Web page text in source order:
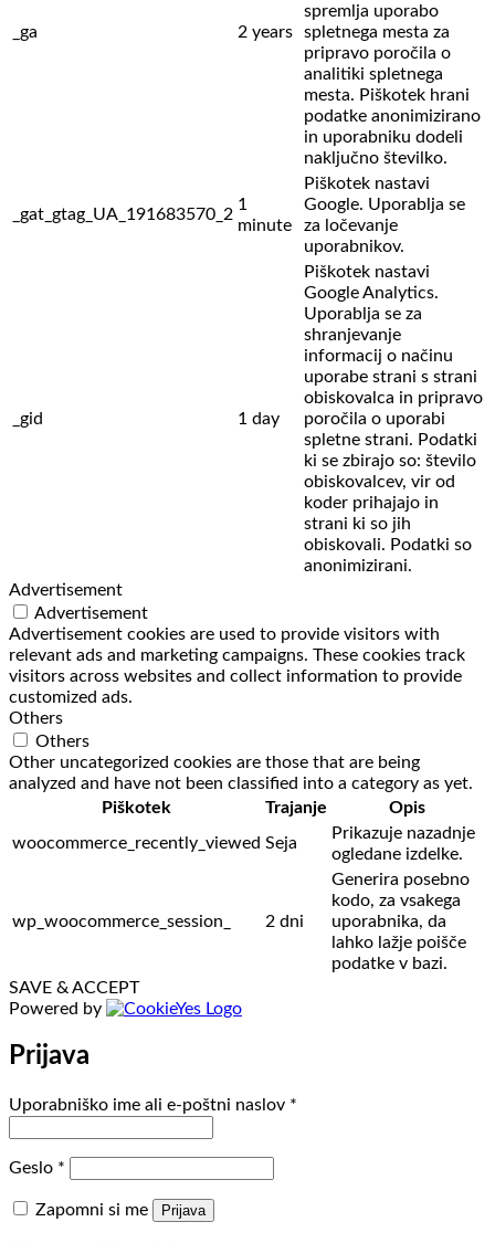
_ga 2 years
spremlja uporabo
spletnega mesta za
pripravo poročila o
analitiki spletnega
mesta. Piškotek hrani
podatke anonimizirano
in uporabniku dodeli
naključno številko.
_gat_gtag_UA_191683570_2
1
minute
Piškotek nastavi
Google. Uporablja se
za ločevanje
uporabnikov.
_gid 1 day
Piškotek nastavi
Google Analytics.
Uporablja se za
shranjevanje
informacij o načinu
uporabe strani s strani
obiskovalca in pripravo
poročila o uporabi
spletne strani. Podatki
ki se zbirajo so: število
obiskovalcev, vir od
koder prihajajo in
strani ki so jih
obiskovali. Podatki so
anonimizirani.
Advertisement
Advertisement
Advertisement cookies are used to provide visitors with
relevant ads and marketing campaigns. These cookies track
visitors across websites and collect information to provide
customized ads.
Others
Others
Other uncategorized cookies are those that are being
analyzed and have not been classified into a category as yet.
Piškotek
Trajanje
Opis
woocommerce_recently_viewed Seja
Prikazuje nazadnje
ogledane izdelke.
wp_woocommerce_session_ 2 dni
Generira posebno
kodo, za vsakega
uporabnika, da
lahko lažje poišče
podatke v bazi.
SAVE & ACCEPT
Powered by
Prijava
Uporabniško ime ali e-poštni naslov *
Geslo *
Zapomni si me Prijava